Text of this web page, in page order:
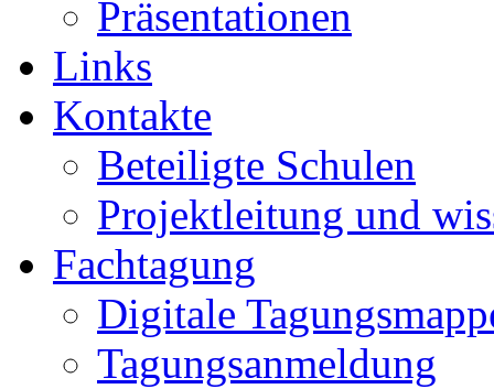
Präsentationen
Links
Kontakte
Beteiligte Schulen
Projektleitung und
Fachtagung
Digitale
Tagungsanmeldung